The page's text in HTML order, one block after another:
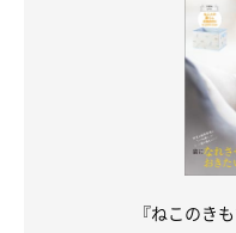
『ねこのき